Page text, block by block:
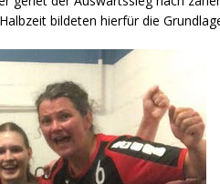
bildeten hierfür die